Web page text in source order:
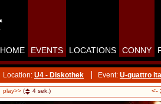
HOME EVENTS LOCATIONS CONNY
Location: U4 - Diskothek Event: U-quattro
play>> ( 4 sek.) <-